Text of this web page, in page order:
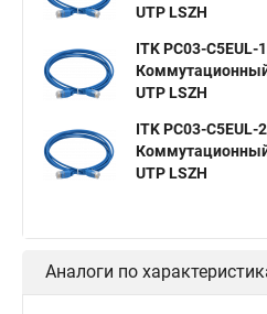
UTP LSZH
ITK PC03-C5EUL-
UTP LSZH
ITK PC03-C5EUL-
UTP LSZH
Аналоги по